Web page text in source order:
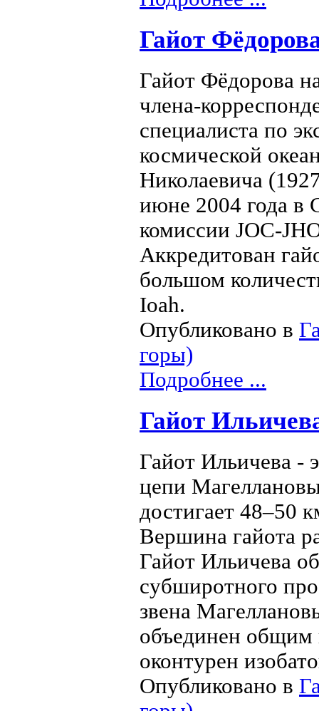
Гайот
Гайот Фёдорова
члена-
специалиста по
космической
Николаевича
июне 2004 года в
комиссии JOC-
Аккредитован
большом
Ioah.
Опубликовано в
горы)
Подробнее ...
Гайот
Гайот Ильичева -
цепи
достигает 48–50
Вершина гайота
Гайот Ильичева
субширотного
звена
объединен общим
оконтурен
Опубликовано в